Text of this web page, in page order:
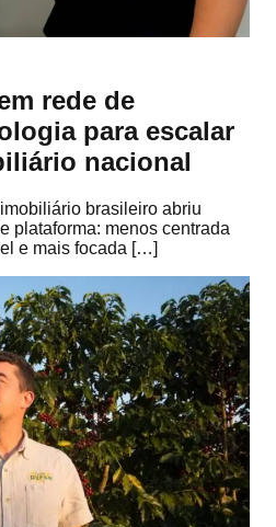
rede de
para escalar
nacional
brasileiro abriu
plataforma: menos centrada
e mais focada […]